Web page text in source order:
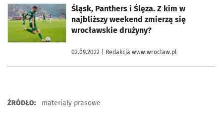
Śląsk, Panthers i Ślęza. Z kim w
najbliższy weekend zmierzą się
wrocławskie drużyny?
02.09.2022 | Redakcja www.wroclaw.pl
otworzy się w nowej karcie
ŹRÓDŁO: materiały prasowe